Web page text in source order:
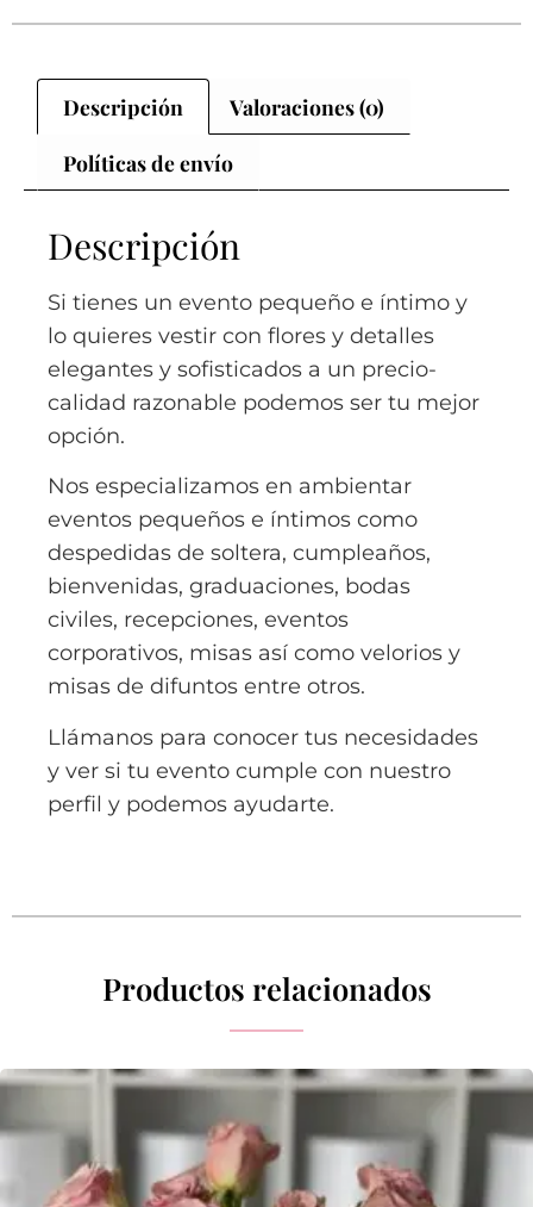
Descripción Valoraciones (0)
Políticas de envío
Descripción
Si tienes un evento pequeño e íntimo y
lo quieres vestir con flores y detalles
elegantes y sofisticados a un precio-
calidad razonable podemos ser tu mejor
opción.
Nos especializamos en ambientar
eventos pequeños e íntimos como
despedidas de soltera, cumpleaños,
bienvenidas, graduaciones, bodas
civiles, recepciones, eventos
corporativos, misas así como velorios y
misas de difuntos entre otros.
Llámanos para conocer tus necesidades
y ver si tu evento cumple con nuestro
perfil y podemos ayudarte.
Productos relacionados